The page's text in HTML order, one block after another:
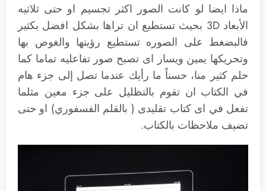
ماذا ايضا لو كانت الصور اكثر تجسيم او حتى ثلاثيه
الأبعاد 3D بحيث تستطيع ان تراها بشكل افضل بكثير
فالبضغط على الصوره تستطيع رؤيتها والغوص بها
وتحريكها يمين ويسار اى تصبح صور تفاعليه تماما كما
حلم كثير منا، حسناً ما رأيك عندما تصل إلى جزء هام
في الكتاب ان تقوم بالتظليل على جزء معين مثلما
تفعل في اى كتاب تقليدى ( بالقلم الفسفوري) او حتى
تضيف ملاحظات بالكتاب.